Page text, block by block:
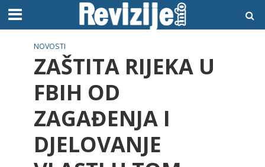
NOVOSTI
ZAŠTITA RIJEKA U
FBIH OD
ZAGAĐENJA I
DJELOVANJE